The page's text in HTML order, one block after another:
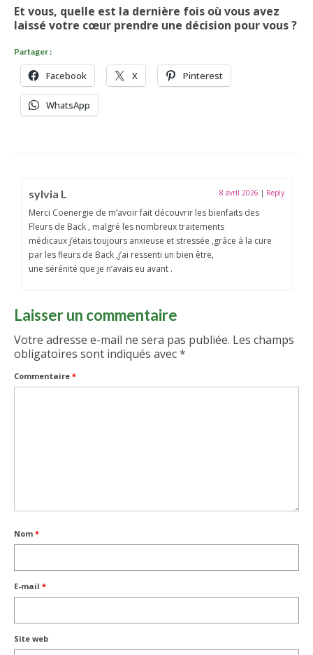
Et vous, quelle est la dernière fois où vous avez
laissé votre cœur prendre une décision pour vous ?
Partager :
Facebook X Pinterest
WhatsApp
sylvia L 8 avril 2026 | Reply
Merci Coenergie de m’avoir fait découvrir les bienfaits des
Fleurs de Back , malgré les nombreux traitements
médicaux j’étais toujours anxieuse et stressée ,grâce à la cure
par les fleurs de Back ,j’ai ressenti un bien être,
une sérénité que je n’avais eu avant .
Laisser un commentaire
Votre adresse e-mail ne sera pas publiée. Les champs
obligatoires sont indiqués avec*
Commentaire *
Nom *
E-mail *
Site web